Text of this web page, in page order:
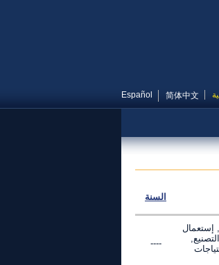
简体中文
Español
السنة
إستعمال
----